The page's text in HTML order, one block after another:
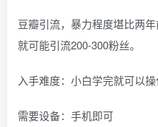
豆瓣引流，暴力程度堪比两
就可能引流200-300粉丝。
入手难度：小白学完就可以
需要设备：手机即可